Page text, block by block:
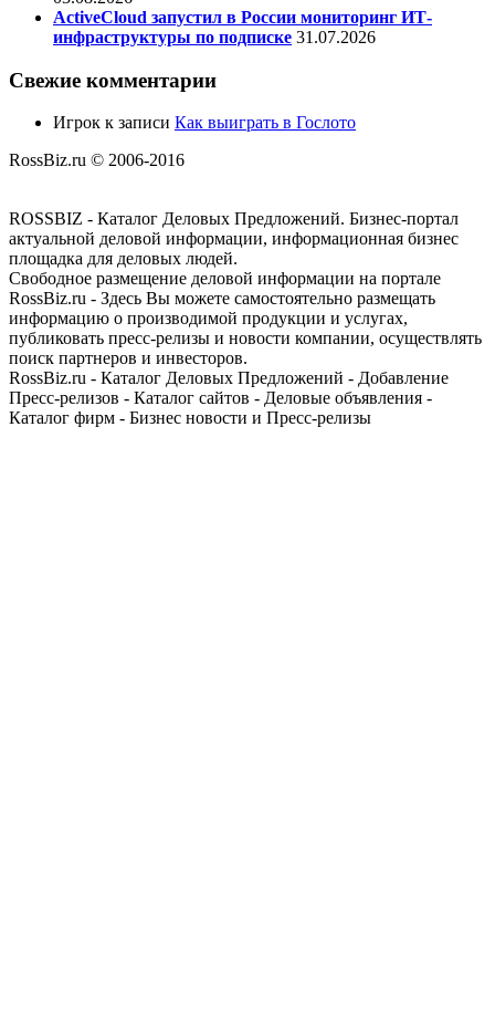
ActiveCloud запустил в России мониторинг ИТ-
инфраструктуры по подписке 31.07.2026
Свежие комментарии
Игрок к записи Как выиграть в Гослото
RossBiz.ru © 2006-2016
ROSSBIZ - Каталог Деловых Предложений. Бизнес-портал
актуальной деловой информации, информационная бизнес
площадка для деловых людей.
Свободное размещение деловой информации на портале
RossBiz.ru - Здесь Вы можете самостоятельно размещать
информацию о производимой продукции и услугах,
публиковать пресс-релизы и новости компании, осуществлять
поиск партнеров и инвесторов.
RossBiz.ru - Каталог Деловых Предложений - Добавление
Пресс-релизов - Каталог сайтов - Деловые объявления -
Каталог фирм - Бизнес новости и Пресс-релизы